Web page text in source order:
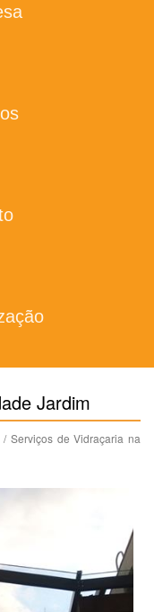
Jardim
/ Serviços de Vidraçaria na